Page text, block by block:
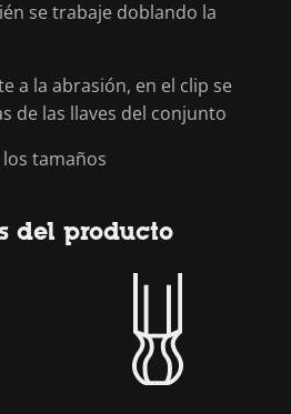
se trabaje doblando la
a la abrasión, en el clip se
de las llaves del conjunto
tamaños
del producto